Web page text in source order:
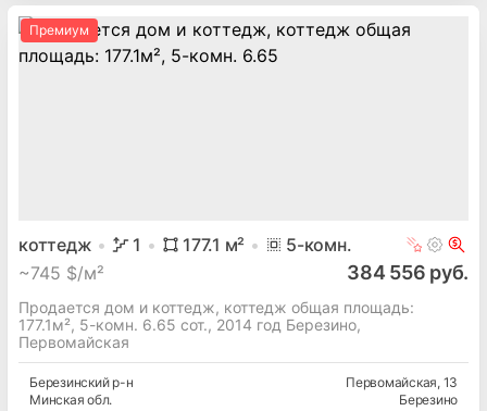
Премиум
коттедж 1 177.1 м² 5-комн.
~745 $/м² 384 556 руб.
Продается дом и коттедж, коттедж общая площадь:
177.1м², 5-комн. 6.65 сот., 2014 год Березино,
Первомайская
Березинскийр-н
Минская обл.
Первомайская, 13
Березино